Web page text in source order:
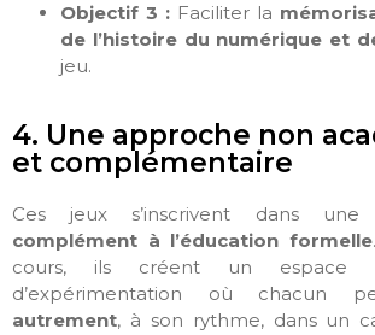
Objectif 3 : Faciliter la
de l’histoire du numérique et
jeu.
4. Une approche non
et complémentaire
Ces jeux s’inscrivent dans
complément à l’éducation formelle
cours, ils créent un espace
d’expérimentation où chacun
autrement, à son rythme, dans un